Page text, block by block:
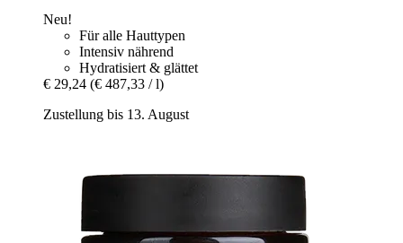
Neu!
Für alle Hauttypen
Intensiv nährend
Hydratisiert & glättet
€ 29,24 (€ 487,33 / l)
Zustellung bis 13. August